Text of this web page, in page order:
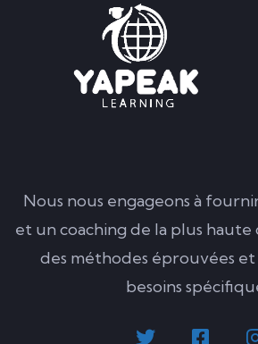
Nous nous engageons à
et un coaching de la plus haute
des méthodes éprouvées et
besoins